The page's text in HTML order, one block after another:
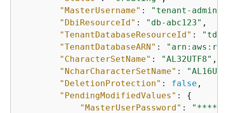
"MasterUsername" :
"tenant-admin-
"DbiResourceId" : "db-abc123" ,
"TenantDatabaseResourceId" :
"tdb-
"TenantDatabaseARN" :
"CharacterSetName" : "AL32UTF8" ,
"NcharCharacterSetName" :
"DeletionProtection" : false ,
"PendingModifiedValues" : {
"MasterUserPassword" :
"****"